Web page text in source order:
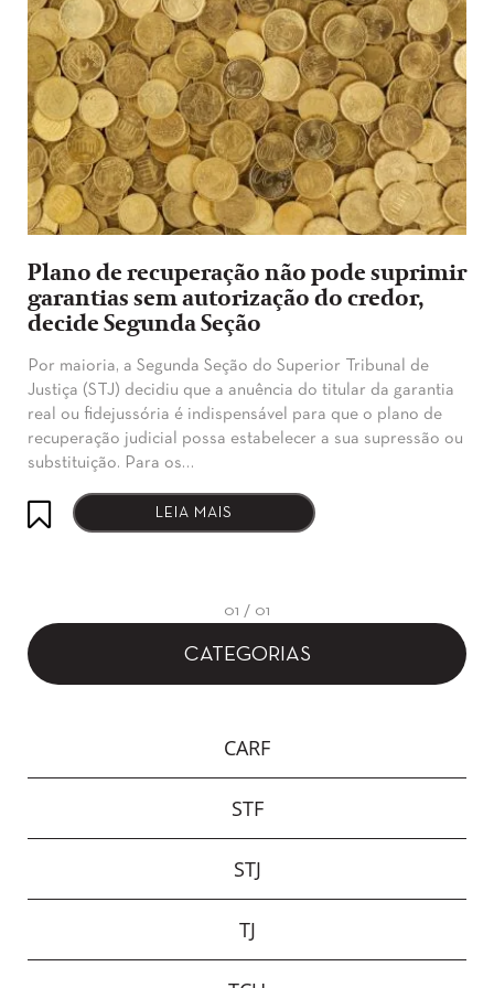
Plano de recuperação não pode suprimir
garantias sem autorização do credor,
decide Segunda Seção
​Por maioria, a Segunda Seção do Superior Tribunal de
Justiça (STJ) decidiu que a anuência do titular da garantia
real ou fidejussória é indispensável para que o plano de
recuperação judicial possa estabelecer a sua supressão ou
substituição. Para os…
LEIA MAIS
01 / 01
CATEGORIAS
CARF
STF
STJ
TJ